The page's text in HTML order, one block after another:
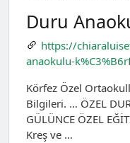
Duru
https://
anaokulu-
Körfez Özel
Bilgileri. … ÖZEL
GÜLÜNCE ÖZEL
Kreş ve …